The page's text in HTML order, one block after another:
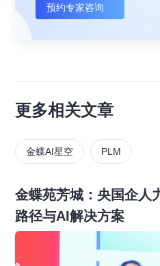
预约专家咨询
更多相关文章
金蝶AI星空 PLM
金蝶苑芳城：央国企人
路径与AI解决方案